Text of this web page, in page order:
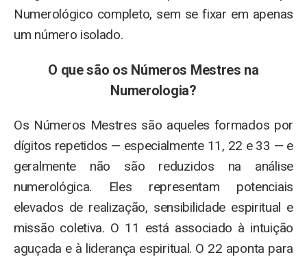
Numerológico completo, sem se fixar em apenas
um número isolado.
O que são os Números Mestres na
Numerologia?
Os Números Mestres são aqueles formados por
dígitos repetidos — especialmente 11, 22 e 33 — e
geralmente não são reduzidos na análise
numerológica. Eles representam potenciais
elevados de realização, sensibilidade espiritual e
missão coletiva. O 11 está associado à intuição
aguçada e à liderança espiritual. O 22 aponta para